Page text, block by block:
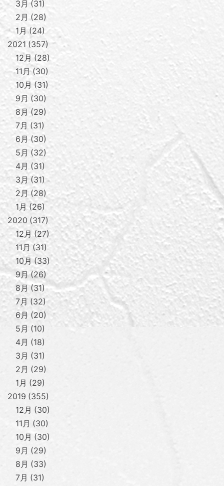
3月
31
2月
28
1月
24
2021 357
12月
28
11月 30
10月
31
9月
30
8月
29
7月
31
6月
30
5月
32
4月
31
3月 31
2月 28
1月
26
2020 317
12月
27
11月 31
10月
33
9月 26
8月
31
7月
32
6月
20
5月
10
4月
18
3月
31
2月
29
1月
29
2019 355
12月
30
11月
30
10月
30
9月
29
8月
33
7月
31